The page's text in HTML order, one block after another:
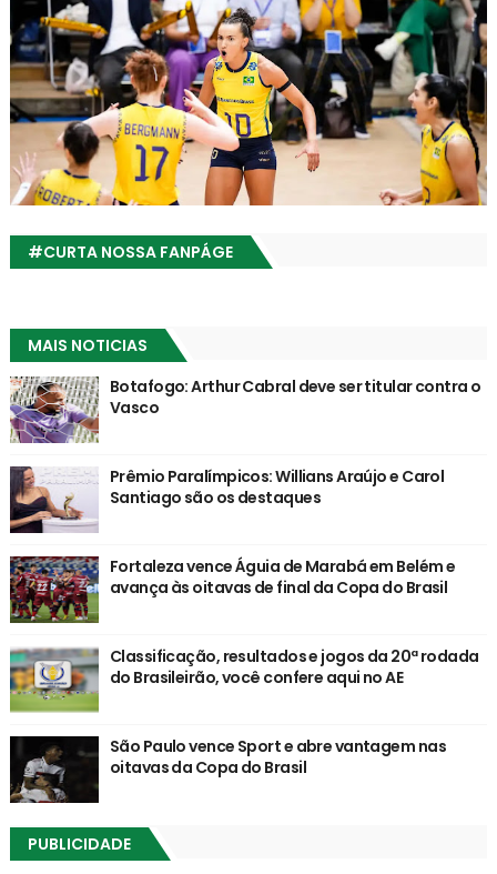
#CURTA NOSSA FANPÁGE
MAIS NOTICIAS
Botafogo: Arthur Cabral deve ser titular contra o
Vasco
Prêmio Paralímpicos: Willians Araújo e Carol
Santiago são os destaques
Fortaleza vence Águia de Marabá em Belém e
avança às oitavas de final da Copa do Brasil
Classificação, resultados e jogos da 20ª rodada
do Brasileirão, você confere aqui no AE
São Paulo vence Sport e abre vantagem nas
oitavas da Copa do Brasil
PUBLICIDADE